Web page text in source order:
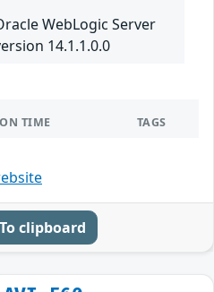
WebLogic Server
14.1.1.0.0
TIME TAGS
To clipboard